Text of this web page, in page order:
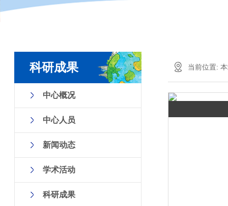
科研成果
中心概况
中心人员
新闻动态
学术活动
科研成果
当前位置: